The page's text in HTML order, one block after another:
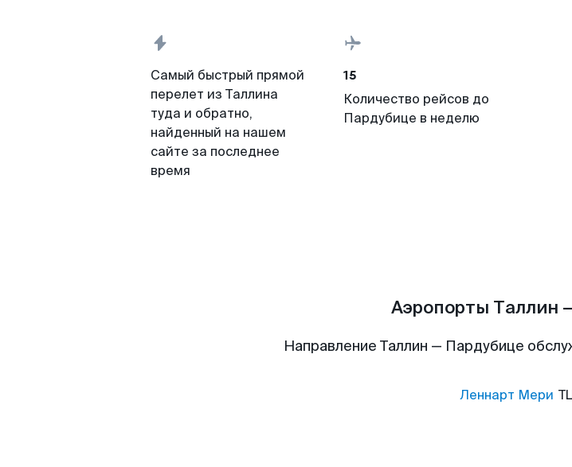
Самый быстрый прямой
перелет из Таллина
туда и обратно,
найденный на нашем
сайте за последнее
время
15
Количество рейсов до
Пардубице в неделю
Аэропорты Таллин
Направление Таллин — Пардубице
Леннарт Мери